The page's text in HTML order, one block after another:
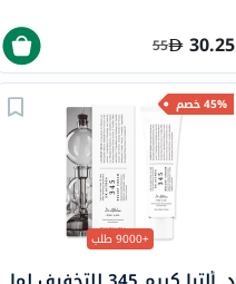
30.25
55
45% خصم
+9000 طلب